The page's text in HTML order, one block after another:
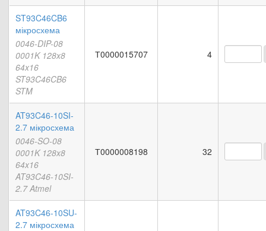
ST93C46CB6
мікросхема
0046-DIP-08
0001K 128x8
64x16
ST93C46CB6
STM
Т0000015707 4
AT93C46-10SI-
2.7 мікросхема
0046-SO-08
0001K 128x8
64x16
AT93C46-10SI-
2.7 Atmel
Т0000008198 32
AT93C46-10SU-
2.7 мікросхема